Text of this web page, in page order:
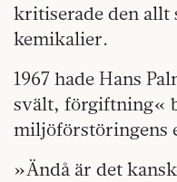
kritiserade den allt
kemikalier.
1967 hade Hans
svält, förgiftning«
miljöförstöringens
»Ändå är det